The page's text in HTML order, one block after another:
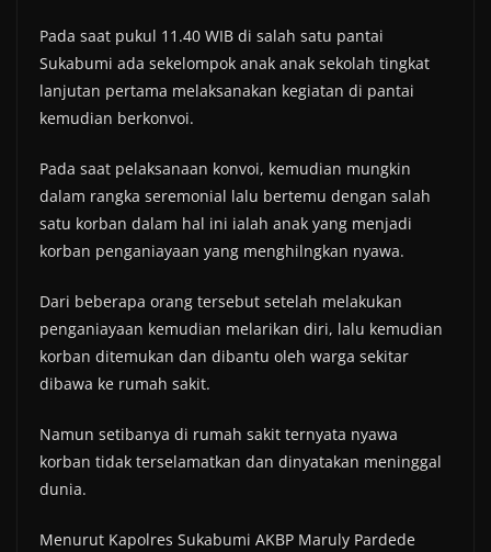
Pada saat pukul 11.40 WIB di salah satu pantai
Sukabumi ada sekelompok anak anak sekolah tingkat
lanjutan pertama melaksanakan kegiatan di pantai
kemudian berkonvoi.
Pada saat pelaksanaan konvoi, kemudian mungkin
dalam rangka seremonial lalu bertemu dengan salah
satu korban dalam hal ini ialah anak yang menjadi
korban penganiayaan yang menghilngkan nyawa.
Dari beberapa orang tersebut setelah melakukan
penganiayaan kemudian melarikan diri, lalu kemudian
korban ditemukan dan dibantu oleh warga sekitar
dibawa ke rumah sakit.
Namun setibanya di rumah sakit ternyata nyawa
korban tidak terselamatkan dan dinyatakan meninggal
dunia.
Menurut Kapolres Sukabumi AKBP Maruly Pardede